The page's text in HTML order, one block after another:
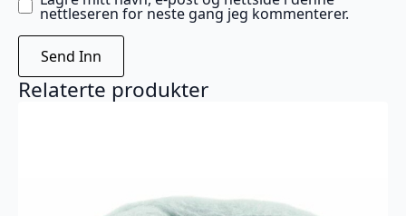
nettleseren for neste gang jeg kommenterer.
Relaterte produkter